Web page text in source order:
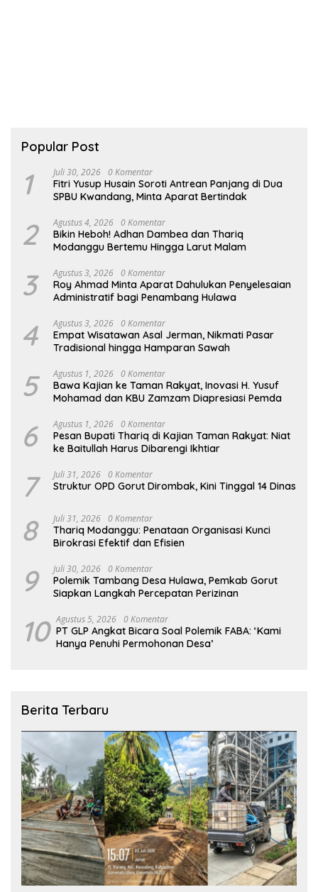
Popular Post
1 Juli 30, 2026 0 Komentar
Fitri Yusup Husain Soroti Antrean Panjang di Dua
SPBU Kwandang, Minta Aparat Bertindak
2 Agustus 4, 2026 0 Komentar
Bikin Heboh! Adhan Dambea dan Thariq
Modanggu Bertemu Hingga Larut Malam
3 Agustus 3, 2026 0 Komentar
Roy Ahmad Minta Aparat Dahulukan Penyelesaian
Administratif bagi Penambang Hulawa
4 Agustus 3, 2026 0 Komentar
Empat Wisatawan Asal Jerman, Nikmati Pasar
Tradisional hingga Hamparan Sawah
5 Agustus 1, 2026 0 Komentar
Bawa Kajian ke Taman Rakyat, Inovasi H. Yusuf
Mohamad dan KBU Zamzam Diapresiasi Pemda
6 Agustus 1, 2026 0 Komentar
Pesan Bupati Thariq di Kajian Taman Rakyat: Niat
ke Baitullah Harus Dibarengi Ikhtiar
7 Juli 31, 2026 0 Komentar
Struktur OPD Gorut Dirombak, Kini Tinggal 14 Dinas
8 Juli 31, 2026 0 Komentar
Thariq Modanggu: Penataan Organisasi Kunci
Birokrasi Efektif dan Efisien
9 Juli 30, 2026 0 Komentar
Polemik Tambang Desa Hulawa, Pemkab Gorut
Siapkan Langkah Percepatan Perizinan
10 Agustus 5, 2026 0 Komentar
PT GLP Angkat Bicara Soal Polemik FABA: ‘Kami
Hanya Penuhi Permohonan Desa’
Berita Terbaru